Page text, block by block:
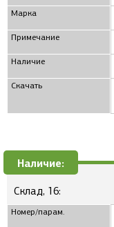
Марка
Примечание
Наличие
Скачать
Наличие:
Склад, 16:
Номер/парам.